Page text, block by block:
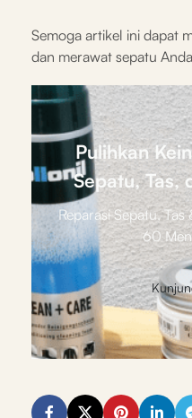
Semoga artikel ini dapat
dan merawat sepatu
Pulihkan
Sepatu, Tas,
Reparasi Sepatu, Tas
60